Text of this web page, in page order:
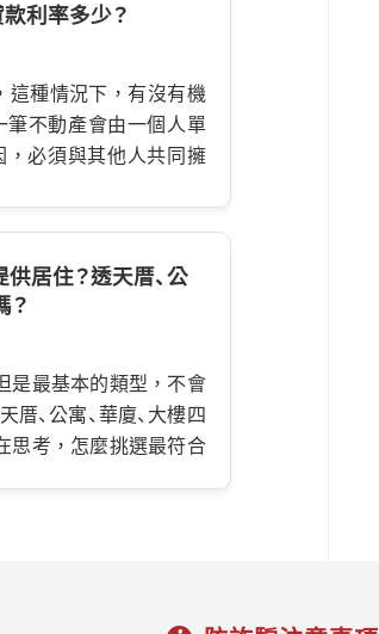
起出資購買土地或透天
或持分房地。 持分常
。 【分別共有】 分別共
分比例。 例如：一間房
分之1，B持有2分之1。
有的優點：比例清楚。
，某位持分人持有2分
為500萬元。 但要注
能貸到500萬元。 銀行
【公同共有】 公同共有
所有權人共同擁有不動
比例。 也就是說，每
圍沒那麼清楚，模糊
持分的主要情況有兩
約定購買。另外持分也
同共有。 分別共有：指
分比例，可以自由的
過戶、買賣等，且不須
因此不論想對房屋進
賣！只不過持分房屋因
較麻煩，因此若你有
。 分別共有的房屋買
利率多少？
這種情況下，有沒有機
筆不動產會由一個人單
必須與其他人共同擁
同共有」和「分別共
，可以先了解持分狀態
用權益。 …
居住？透天厝、公
？
是最基本的類型，不會
、公寓、華廈、大樓四
思考，怎麼挑選最符合